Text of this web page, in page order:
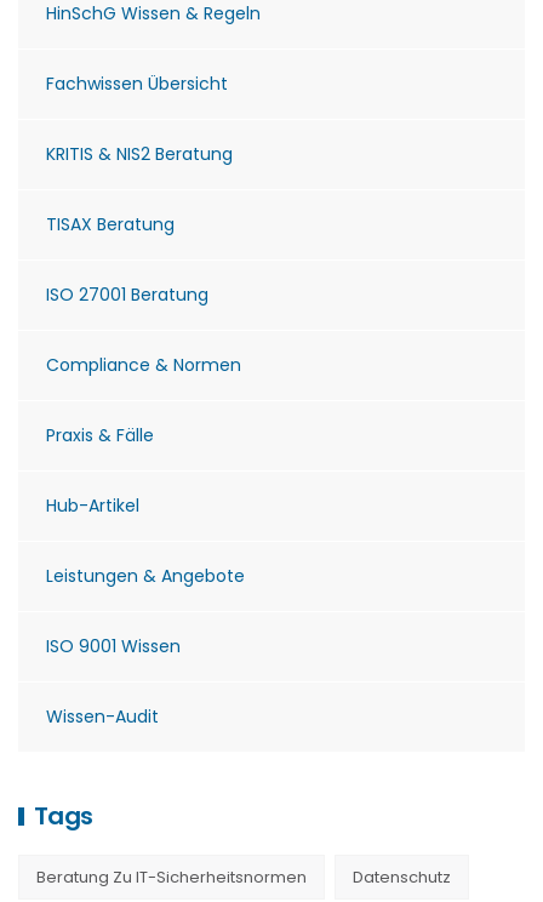
HinSchG Wissen & Regeln
Fachwissen Übersicht
KRITIS & NIS2 Beratung
TISAX Beratung
ISO 27001 Beratung
Compliance & Normen
Praxis & Fälle
Hub-Artikel
Leistungen & Angebote
ISO 9001 Wissen
Wissen-Audit
Tags
Beratung Zu IT-Sicherheitsnormen Datenschutz